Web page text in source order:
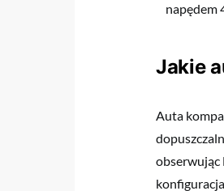
napędem
Jakie
Auta
obserwując